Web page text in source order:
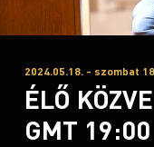
2024.05.18. - szombat
ÉLŐ
GMT 19:00